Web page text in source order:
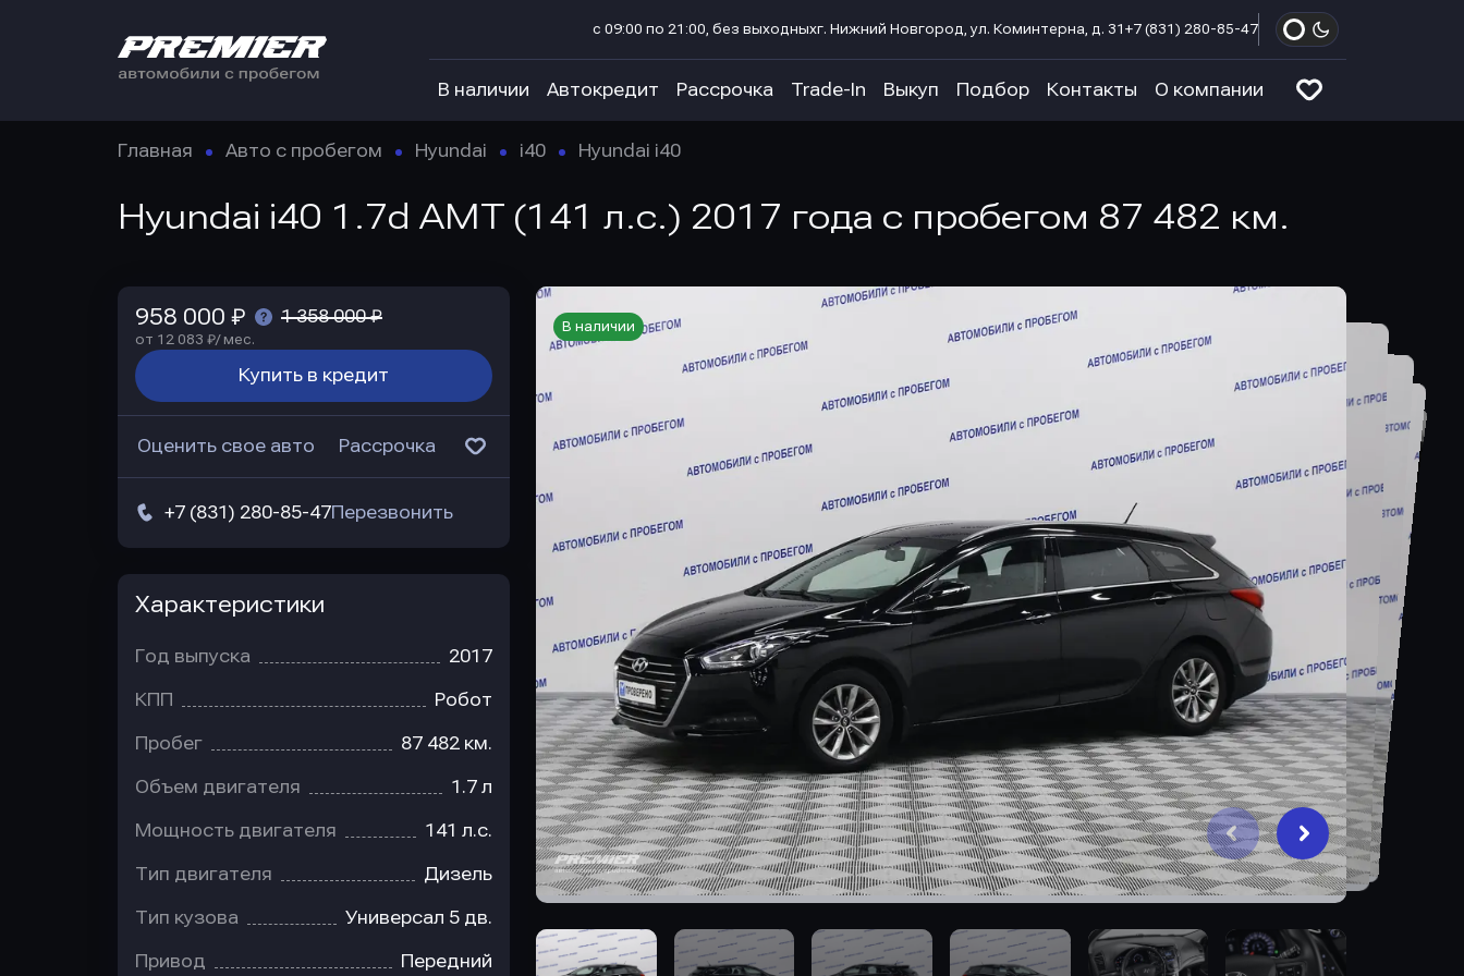
с 09:00 по 21:00, без выходныхг. Нижний Новгород, ул. Коминтерна, д. 31 +7 (831) 280-85-47
В наличии Автокредит Рассрочка Trade-In Выкуп Подбор Контакты О компании
Главная Авто с пробегом Hyundai i40 Hyundai i40
Hyundai i40 1.7d AMT (141 л.с.) 2017 года с пробегом 87 482 км.
В наличии
958 000 ₽ 1 358 000 ₽
от 12 083 ₽/ мес.
Купить в кредит
Оценить свое авто Рассрочка
+7 (831) 280-85-47Перезвонить
Характеристики
Год выпуска 2017
КПП Робот
Пробег 87 482 км.
Объем двигателя 1.7 л
Мощность двигателя 141 л.с.
Тип двигателя Дизель
Тип кузова Универсал 5 дв.
Привод Передний